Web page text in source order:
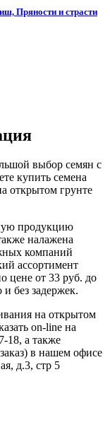
Пряности и страсти
выбор семян с
купить семена
открытом грунте
продукцию
налажена
компаний
ассортимент
цене от 33 руб. до
без задержек.
на открытом
on-line на
18, а также
в нашем офисе
д.3, стр 5